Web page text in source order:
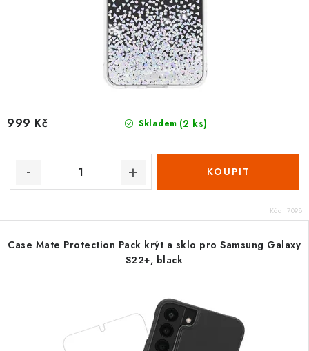
Skladem (2 ks)
999 Kč
Kód: 7098
Case Mate Protection Pack krýt a sklo pro Samsung Galaxy
S22+, black